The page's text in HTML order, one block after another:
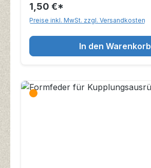
1,50 €*
Preise inkl. MwSt. zzgl. Versandkosten
In den Warenkorb